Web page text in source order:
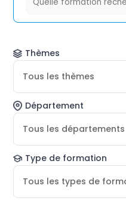
Thèmes
Tous les thèmes
Département
Tous les départements
Type de formation
Tous les types de